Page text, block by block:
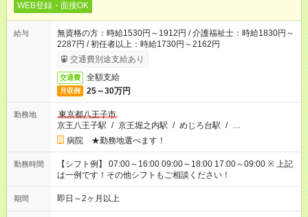
WEB登録・面接OK
給与
無資格の方：時給1530円～1912円 / 介護福祉士：時給1830円～
2287円 / 初任者以上：時給1730円～2162円
交通費別途支給あり
交通費 全額支給
月収例 25～30万円
勤務地
東京都八王子市
京王八王子駅 / 京王堀之内駅 / めじろ台駅 / …
病院 ★勤務地選べます！
勤務時間
【シフト例】 07:00～16:00 09:00～18:00 17:00～09:00 ※ 上記
は一例です！その他シフトもご相談ください！
期間 即日～2ヶ月以上